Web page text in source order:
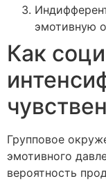
эмотивную
Как
Групповое
эмотивного
вероятность